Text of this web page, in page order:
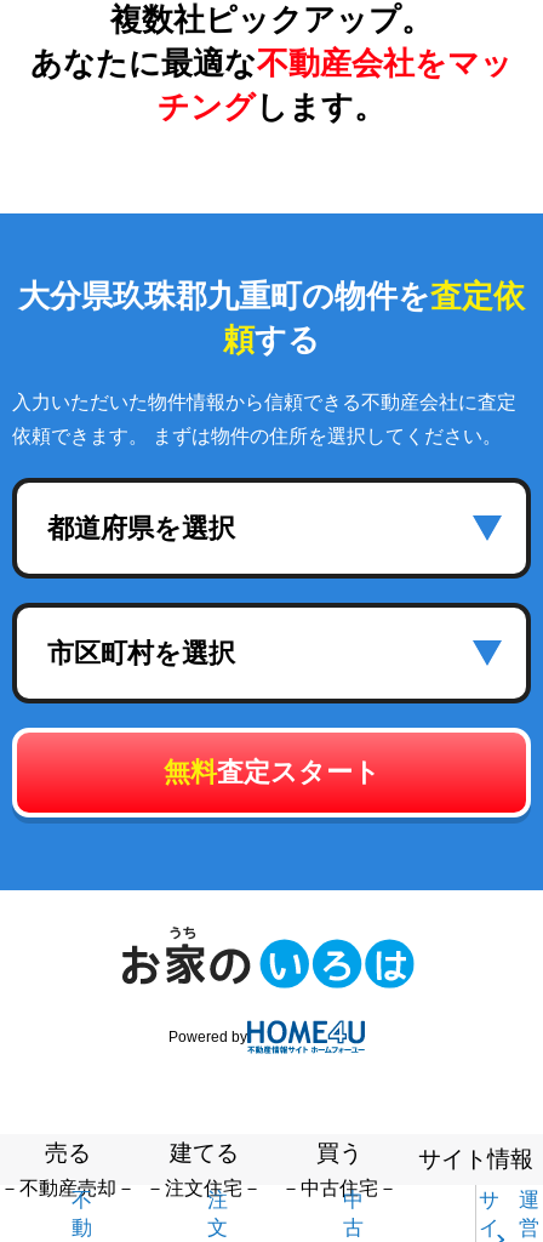
複数社ピックアップ。
あなたに最適な不動産会社をマッ
チングします。
大分県玖珠郡九重町の物件を査定依
頼する
入力いただいた物件情報から信頼できる不動産会社に査定
依頼できます。 まずは物件の住所を選択してください。
都道府県を選択
市区町村を選択
無料査定スタート
Powered by
売る
－不動産売却－
不
動
建てる
－注文住宅－
注
文
買う
－中古住宅－
中
古
サイト情報
サ
イ
運
営